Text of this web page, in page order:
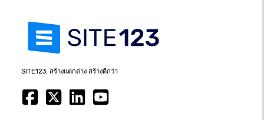
SITE123: สร้างแตกต่าง สร้างดีกว่า